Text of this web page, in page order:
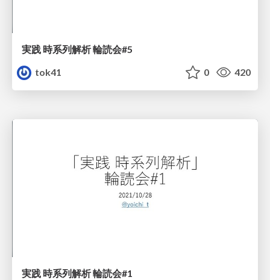
実践 時系列解析 輪読会#5
tok41
0 420
実践 時系列解析 輪読会#1